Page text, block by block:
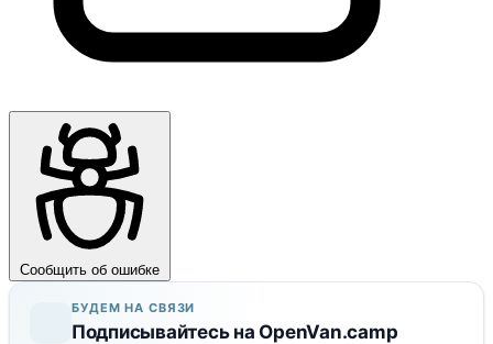
Сообщить об ошибке
БУДЕМ НА СВЯЗИ
Подписывайтесь на OpenVan.camp